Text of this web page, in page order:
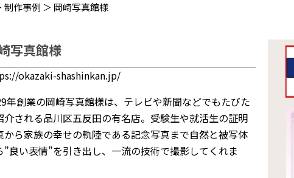
制作事例 ＞ 岡崎写真館様
写真館様
okazaki-shashinkan.jp/
年創業の岡崎写真館様は、テレビや新聞などでもたびた
介される品川区五反田の有名店。受験生や就活生の証明
から家族の幸せの軌陸である記念写真まで自然と被写体
”良い表情”を引き出し、一流の技術で撮影してくれま